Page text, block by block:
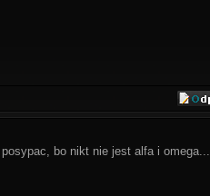
bo nikt nie jest alfa i omega...